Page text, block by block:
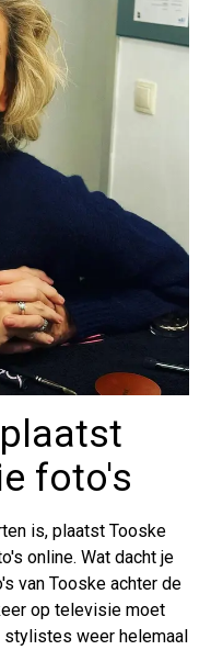
foto's
is, plaatst Tooske
online. Wat dacht je
van Tooske achter de
op televisie moet
stylistes weer helemaal